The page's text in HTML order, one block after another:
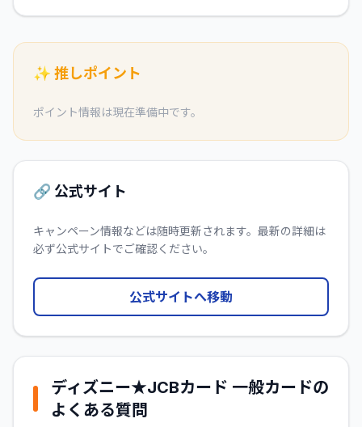
✨ 推しポイント
ポイント情報は現在準備中です。
🔗 公式サイト
キャンペーン情報などは随時更新されます。最新の詳細は
必ず公式サイトでご確認ください。
公式サイトへ移動
ディズニー★JCBカード 一般カードの
よくある質問